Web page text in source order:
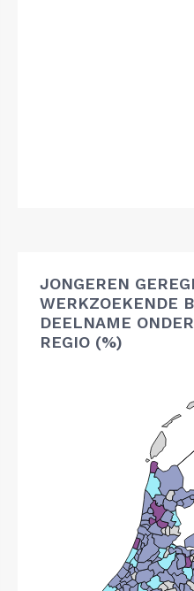
JONGEREN
WERKZOEKENDE
DEELNAME
REGIO (%)